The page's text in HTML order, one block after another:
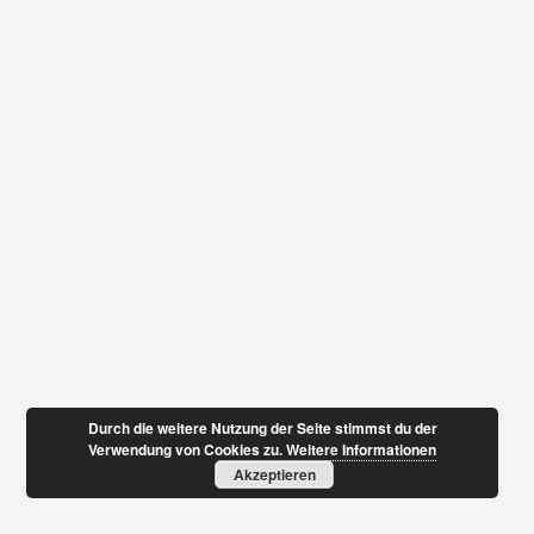
Durch die weitere Nutzung der Seite stimmst du der
Verwendung von Cookies zu.Weitere Informationen
Akzeptieren